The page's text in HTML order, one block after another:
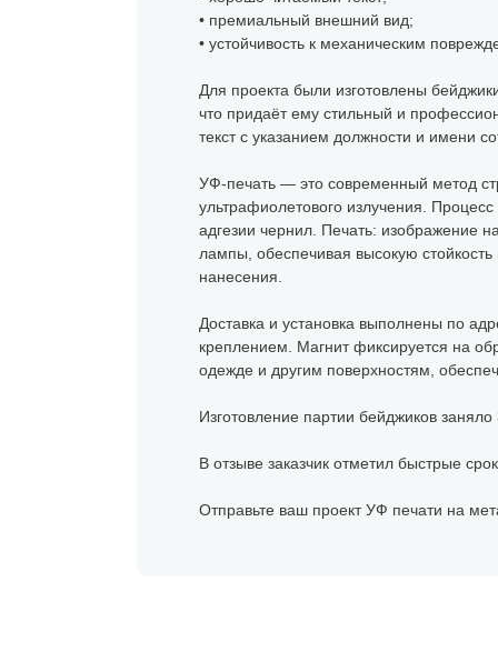
• премиальный внешний вид;
• устойчивость к механическим
Для проекта были изготовлены
что придаёт ему стильный и
текст с указанием должности и имени
УФ-печать — это современный метод
ультрафиолетового излучения.
адгезии чернил. Печать: изображение
лампы, обеспечивая высокую стойкость
нанесения.
Доставка и установка выполнены по
креплением. Магнит фиксируется на
одежде и другим поверхностям,
Изготовление партии бейджиков
В отзыве заказчик отметил быстрые
Отправьте ваш проект УФ печати на